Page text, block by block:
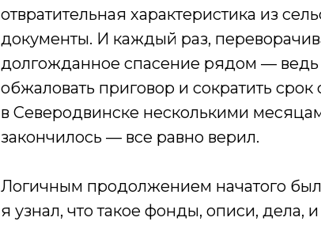
отвратительная характеристика из
документы. И каждый раз,
долгожданное спасение рядом —
обжаловать приговор и сократить
в Северодвинске несколькими
закончилось — все равно верил.
Логичным продолжением начатого
я узнал, что такое фонды, описи, дела,